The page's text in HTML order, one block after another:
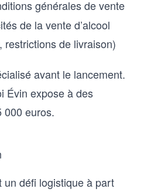
générales de vente
de la vente d’alcool
restrictions de livraison)
avant le lancement.
Évin expose à des
000 euros.
un défi logistique à part